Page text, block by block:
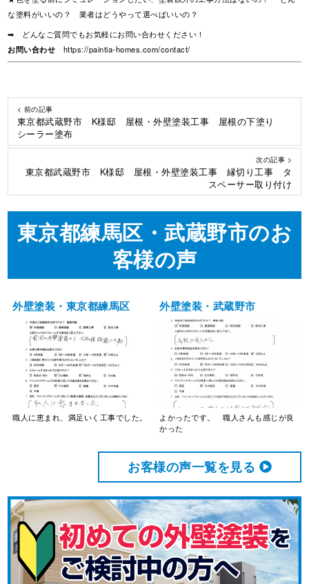
な塗料がいいの？ 業者はどうやって選べばいいの？
➡ どんなご質問でもお気軽にお問い合わせください！
お問い合わせ
https://paintia-homes.com/contact/
< 前の記事
東京都武蔵野市 K様邸 屋根・外壁塗装工事 屋根の下塗り
シーラー塗布
次の記事 >
東京都武蔵野市 K様邸 屋根・外壁塗装工事 縁切り工事 タ
スペーサー取り付け
東京都練馬区・武蔵野市のお
客様の声
外壁塗装・東京都練馬区
職人に恵まれ、満足いく工事でした。
外壁塗装・武蔵野市
よかったです。 職人さんも感じが良
かった
お客様の声⼀覧を⾒る